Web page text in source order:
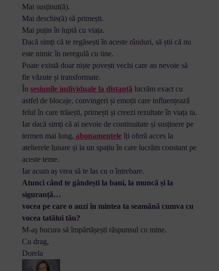
Mai susținut(ă).
Mai deschis(ă) să primești.
Mai puțin în luptă cu viața.
Dacă simți că te regăsești în aceste rânduri, să știi că nu
este nimic în neregulă cu tine.
Poate există doar niște povești vechi care au nevoie să
fie văzute și transformate.
În sesiunile individuale la distanțălucrăm exact cu
astfel de blocaje, convingeri și emoții care influențează
felul în care trăiești, primești și creezi rezultate în viața ta.
Iar dacă simți că ai nevoie de continuitate și susținere pe
termen mai lung, abonamenteleîți oferă acces la
atelierele lunare și la un spațiu în care lucrăm constant pe
aceste teme.
Iar acum aș vrea să te las cu o întrebare.
Atunci când te gândești la bani, la muncă și la
siguranță…
vocea pe care o auzi în mintea ta seamănă cumva cu
vocea tatălui tău?
M-aș bucura să împărtășești răspunsul cu mine.
Cu drag,
Dorela